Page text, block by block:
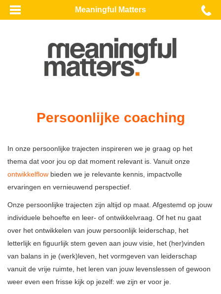
Meaningful Matters
Persoonlijke coaching
In onze persoonlijke trajecten inspireren we je graag op het
thema dat voor jou op dat moment relevant is. Vanuit onze
ontwikkelflow bieden we je relevante kennis, impactvolle
ervaringen en vernieuwend perspectief.
Onze persoonlijke trajecten zijn altijd op maat. Afgestemd op jouw
individuele behoefte en leer- of ontwikkelvraag. Of het nu gaat
over het ontwikkelen van jouw persoonlijk leiderschap, het
letterlijk en figuurlijk stem geven aan jouw visie, het (her)vinden
van balans in je (werk)leven, het vormgeven van leiderschap
vanuit de vrije ruimte, het leren van jouw levenslessen of gewoon
weer even een frisse kijk op jezelf: we zijn er voor je.